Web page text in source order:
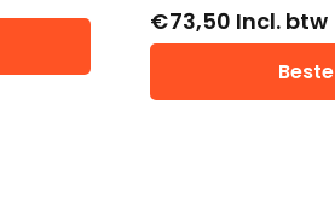
€73,50 Incl. btw